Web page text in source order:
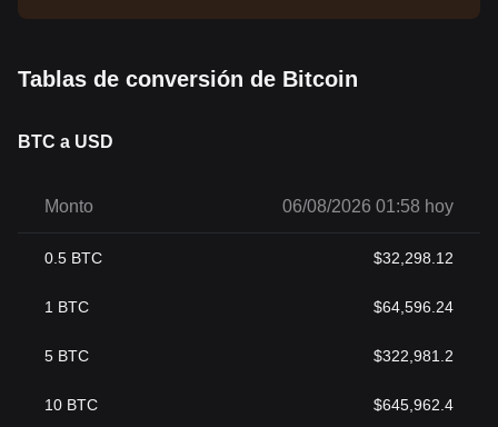
Tablas de conversión de Bitcoin
BTC a USD
Monto 06/08/2026 01:58 hoy
0.5 BTC $32,298.12
1 BTC $64,596.24
5 BTC $322,981.2
10 BTC $645,962.4